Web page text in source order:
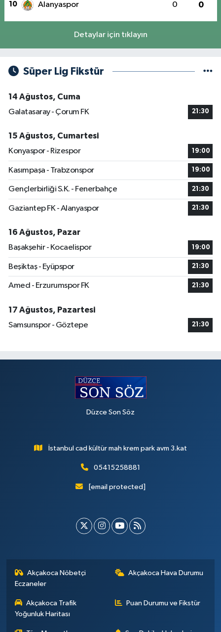
10 Alanyaspor 0 0
Detaylar için tıklayın
Süper Lig Fikstür
14 Ağustos, Cuma
Galatasaray - Çorum FK
21:30
15 Ağustos, Cumartesi
Konyaspor - Rizespor
19:00
Kasımpaşa - Trabzonspor 19:00
Gençlerbirliği S.K. - Fenerbahçe 21:30
Gaziantep FK - Alanyaspor 21:30
16 Ağustos, Pazar
Başakşehir - Kocaelispor
19:00
Beşiktaş - Eyüpspor 21:30
Amed - Erzurumspor FK 21:30
17 Ağustos, Pazartesi
Samsunspor - Göztepe
21:30
Düzce Son Söz
İstanbul cad kültür mah krem park avm 3.kat
05415258881
[email protected]
Akçakoca Nöbetçi
Eczaneler
Akçakoca Hava Durumu
Akçakoca Trafik
Yoğunluk Haritası
Puan Durumu ve Fikstür